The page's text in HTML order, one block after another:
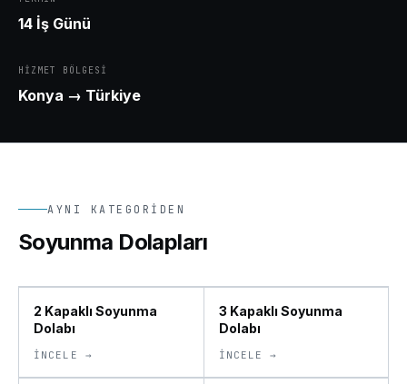
14 İş Günü
HIZMET BÖLGESI
Konya → Türkiye
AYNI KATEGORIDEN
Soyunma Dolapları
2 Kapaklı Soyunma
Dolabı
İNCELE →
3 Kapaklı Soyunma
Dolabı
İNCELE →